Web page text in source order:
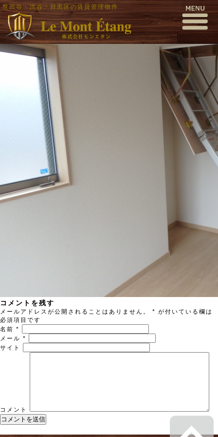
世田谷・渋谷・目黒区の賃貸管理物件
P3110044
公開日時: 2016年3月12日1000 × 563(P3110044 )
← 前へ 次へ →
コメントを残す
メールアドレスが公開されることはありません。 * が付いている欄は
必須項目です
名前 *
メール *
サイト
コメント